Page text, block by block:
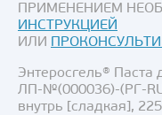
ПРИМЕНЕНИЕМ
ИНСТРУКЦИЕЙ
ИЛИ
Энтеросгель® Паста
ЛП-№(000036)-(РГ-
внутрь [сладкая],